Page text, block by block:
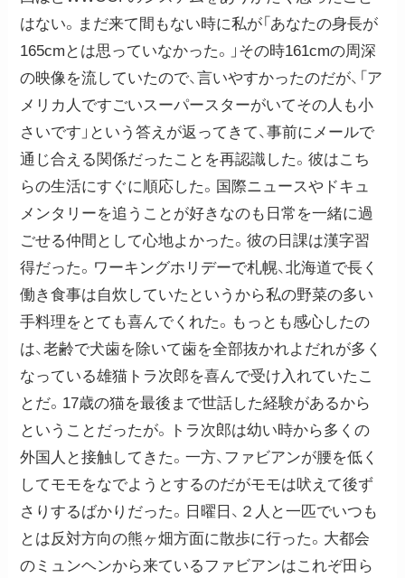
はない。まだ来て間もない時に私が「あなたの身長が
165cmとは思っていなかった。」その時161cmの周深
の映像を流していたので、言いやすかったのだが、「ア
メリカ人ですごいスーパースターがいてその人も小
さいです」という答えが返ってきて、事前にメールで
通じ合える関係だったことを再認識した。彼はこち
らの生活にすぐに順応した。国際ニュースやドキュ
メンタリーを追うことが好きなのも日常を一緒に過
ごせる仲間として心地よかった。彼の日課は漢字習
得だった。ワーキングホリデーで札幌、北海道で長く
働き食事は自炊していたというから私の野菜の多い
手料理をとても喜んでくれた。もっとも感心したの
は、老齢で犬歯を除いて歯を全部抜かれよだれが多く
なっている雄猫トラ次郎を喜んで受け入れていたこ
とだ。17歳の猫を最後まで世話した経験があるから
ということだったが。トラ次郎は幼い時から多くの
外国人と接触してきた。一方、ファビアンが腰を低く
してモモをなでようとするのだがモモは吠えて後ず
さりするばかりだった。日曜日、２人と一匹でいつも
とは反対方向の熊ヶ畑方面に散歩に行った。大都会
のミュンヘンから来ているファビアンはこれぞ田ら